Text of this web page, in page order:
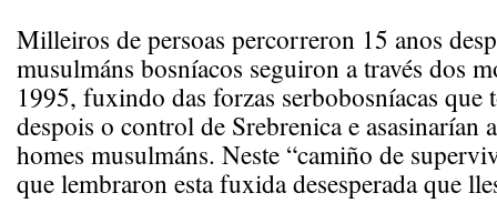
Milleiros de persoas percorreron 15 anos
musulmáns bosníacos seguiron a través dos
1995, fuxindo das forzas serbobosníacas que
despois o control de Srebrenica e asasinarían
homes musulmáns. Neste “camiño de
que lembraron esta fuxida desesperada que